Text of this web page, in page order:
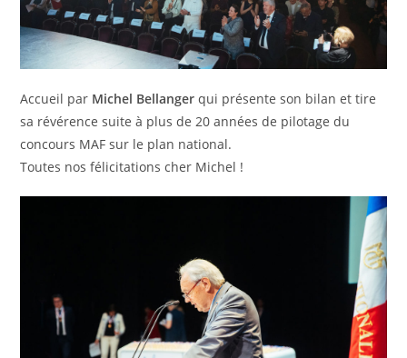
Accueil par Michel Bellanger qui présente son bilan et tire
sa révérence suite à plus de 20 années de pilotage du
concours MAF sur le plan national.
Toutes nos félicitations cher Michel !